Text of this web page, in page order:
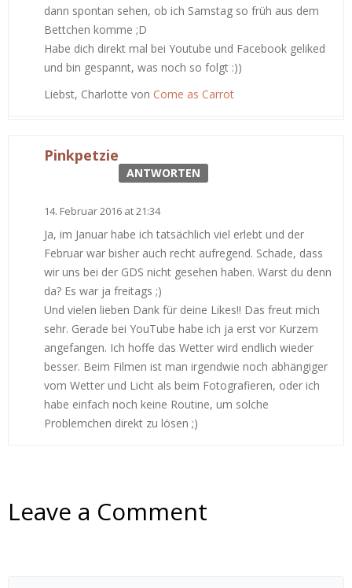
dann spontan sehen, ob ich Samstag so früh aus dem
Bettchen komme ;D
Habe dich direkt mal bei Youtube und Facebook geliked
und bin gespannt, was noch so folgt :))
Liebst, Charlotte von Come as Carrot
Pinkpetzie
ANTWORTEN
14. Februar 2016 at 21:34
Ja, im Januar habe ich tatsächlich viel erlebt und der
Februar war bisher auch recht aufregend. Schade, dass
wir uns bei der GDS nicht gesehen haben. Warst du denn
da? Es war ja freitags ;)
Und vielen lieben Dank für deine Likes!! Das freut mich
sehr. Gerade bei YouTube habe ich ja erst vor Kurzem
angefangen. Ich hoffe das Wetter wird endlich wieder
besser. Beim Filmen ist man irgendwie noch abhängiger
vom Wetter und Licht als beim Fotografieren, oder ich
habe einfach noch keine Routine, um solche
Problemchen direkt zu lösen ;)
Leave a Comment